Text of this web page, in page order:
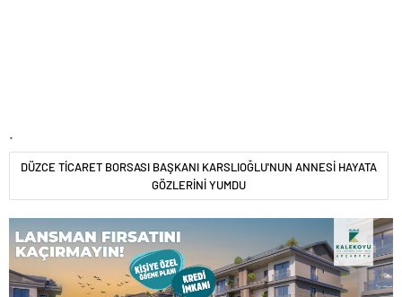
DÜZCE TİCARET BORSASI BAŞKANI KARSLIOĞLU'NUN ANNESİ HAYATA
GÖZLERİNİ YUMDU